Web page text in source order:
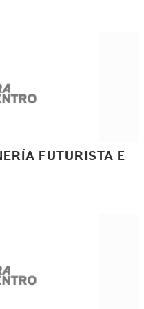
FUTURISTA E